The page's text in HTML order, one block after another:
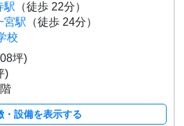
駅 （徒歩 22分）
宮駅 （徒歩 24分）
校
坪)
)
・設備を表示する